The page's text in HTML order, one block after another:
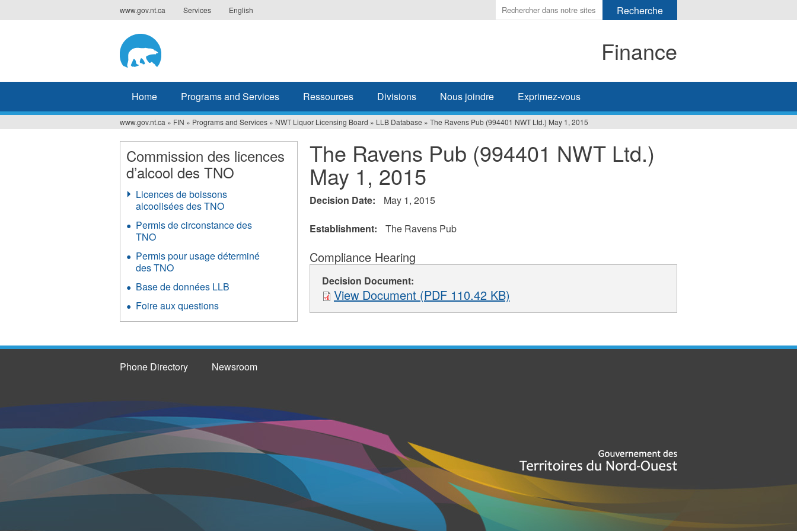
to
www.gov.nt.ca Services English
Enter
the
search
Finance
Home Programs and Services Ressources Divisions Nous joindre Exprimez-vous
You
are
here
www.gov.nt.ca » FIN » Programs and Services » NWT Liquor Licensing Board » LLB Database » The Ravens Pub (994401 NWT Ltd.) May 1, 2015
The Ravens Pub (994401 NWT Ltd.)
May 1, 2015
Decision Date: May 1, 2015
Establishment: The Ravens Pub
Compliance Hearing
Decision Document:
View Document (PDF 110.42 KB)
Commission des licences
d’alcool des TNO
Licences de boissons
alcoolisées des TNO
Permis de circonstance des
TNO
Permis pour usage déterminé
des TNO
Base de données LLB
Foire aux questions
Phone Directory Newsroom